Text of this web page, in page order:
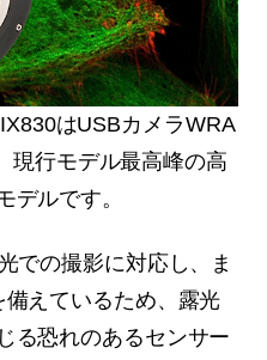
はUSBカメラWRA
現行モデル最高峰の高
デルです。
での撮影に対応し、ま
えているため、露光
る恐れのあるセンサー